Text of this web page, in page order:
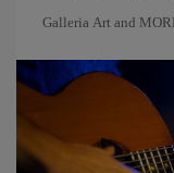
Galleria Art and